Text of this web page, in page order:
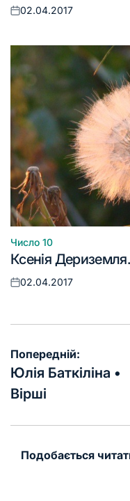
Оприлюднено
02.04.2017
Опублікувати
у
Число 10
Ксенія
Оприлюднено
02.04.2017
Навігація
записів
Попередній:
Юлія Баткіліна •
Вірші
Подобається